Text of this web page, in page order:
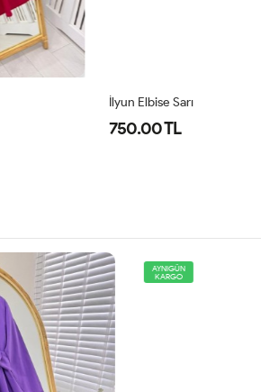
İlyun Elbise Sarı
750.00 TL